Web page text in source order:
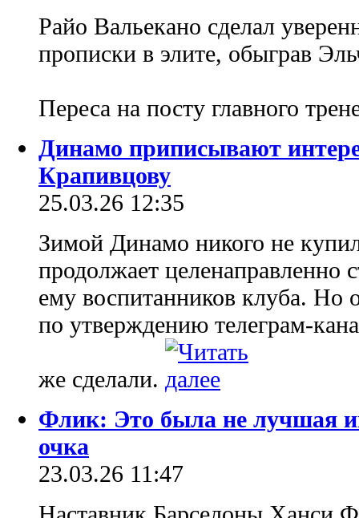
Райо Вальекано сделал
прописки в элите, обыграв
Переса на посту главного
Динамо приписывают
Крапивцову
25.03.26 12:35
Зимой Динамо никого не
продолжает целенаправленно
ему воспитанников клуба. Но
по утверждению телеграм-
же сделали.
Флик: Это была не лучшая
очка
23.03.26 11:47